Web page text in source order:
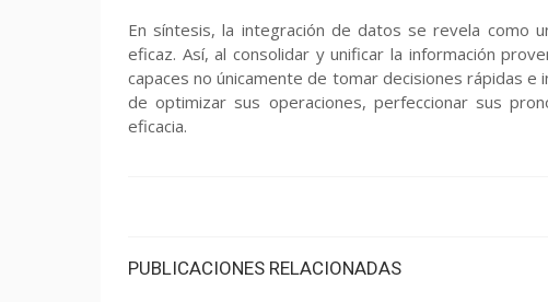
En síntesis, la integración de datos se revela como
eficaz. Así, al consolidar y unificar la información
capaces no únicamente de tomar decisiones rápidas
de optimizar sus operaciones, perfeccionar sus
eficacia.
PUBLICACIONES RELACIONADAS